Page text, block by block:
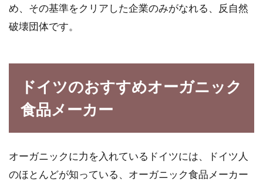
め、その基準をクリアした企業のみがなれる、反自然
破壊団体です。
ドイツのおすすめオーガニック
食品メーカー
オーガニックに力を入れているドイツには、ドイツ人
のほとんどが知っている、オーガニック食品メーカー